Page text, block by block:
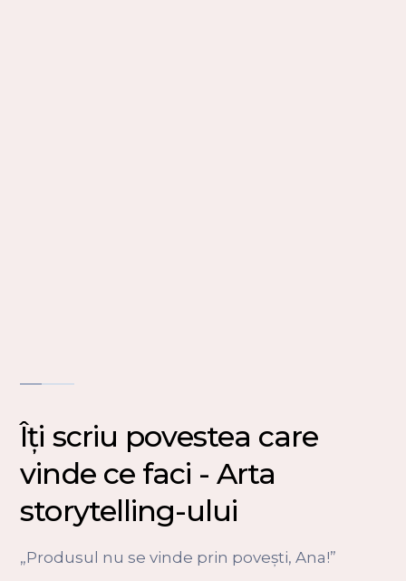
Îți scriu povestea care
vinde ce faci - Arta
storytelling-ului
„Produsul nu se vinde prin povești, Ana!”